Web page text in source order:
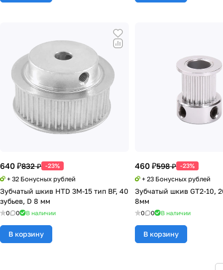
640 ₽832 ₽ -23%
+ 32 Бонусных рублей
Зубчатый шкив HTD 3M-15 тип BF, 40
зубьев, D 8 мм
0 0 В наличии
В корзину
460 ₽598 ₽ -23%
+ 23 Бонусных рублей
Зубчатый шкив GT2-10,
8мм
0 0 В наличии
В корзину